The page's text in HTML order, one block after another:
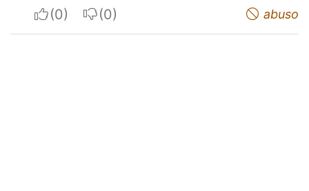
I apreciateI do not appreciate abuso